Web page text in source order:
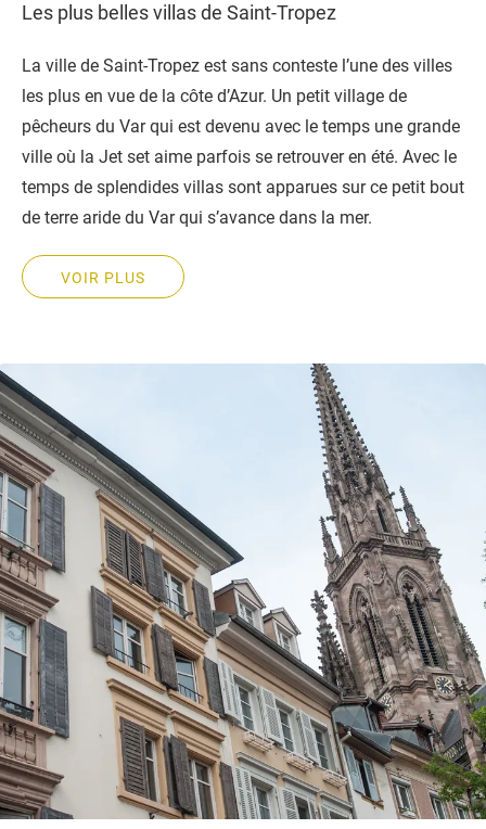
Les plus belles villas de Saint-Tropez
La ville de Saint-Tropez est sans conteste l’une des villes
les plus en vue de la côte d’Azur. Un petit village de
pêcheurs du Var qui est devenu avec le temps une grande
ville où la Jet set aime parfois se retrouver en été. Avec le
temps de splendides villas sont apparues sur ce petit bout
de terre aride du Var qui s’avance dans la mer.
VOIR PLUS